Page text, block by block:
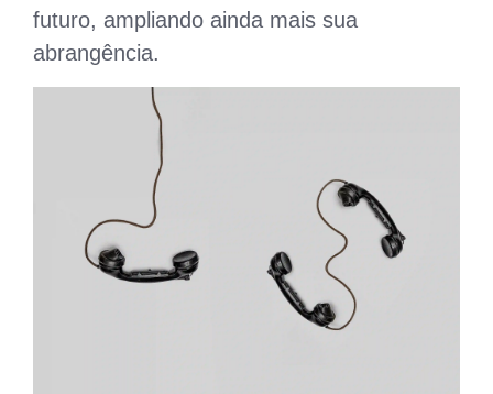
futuro, ampliando ainda mais sua
abrangência.